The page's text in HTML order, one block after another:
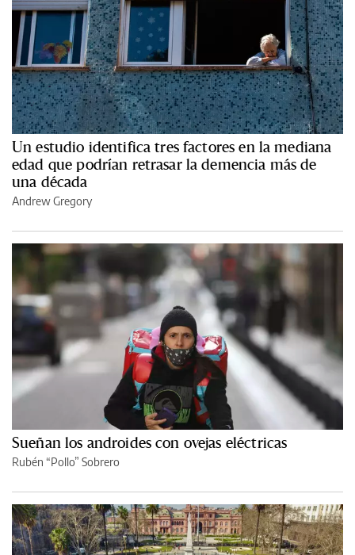
Un estudio identifica tres factores en la mediana
edad que podrían retrasar la demencia más de
una década
Andrew Gregory
Sueñan los androides con ovejas eléctricas
Rubén “Pollo” Sobrero